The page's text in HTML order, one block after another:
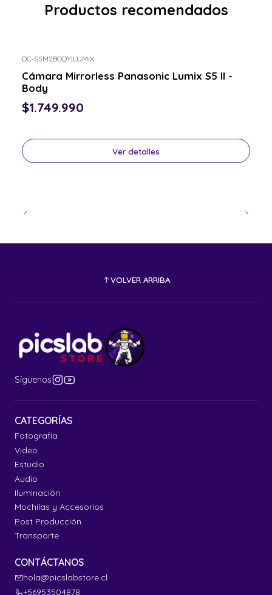
Productos recomendados
DC-S5M2BODY|LUMIX
Cámara Mirrorless Panasonic Lumix S5 II -
Body
$1.749.990
Ver detalles
VOLVER ARRIBA
Síguenos
CATEGORÍAS
Fotografía
Video
Estudio
Audio
Iluminación
Mochilas y Accesorios
Post Producción
Transporte
CONTÁCTANOS
hola@picslabstore.cl
+56953504878